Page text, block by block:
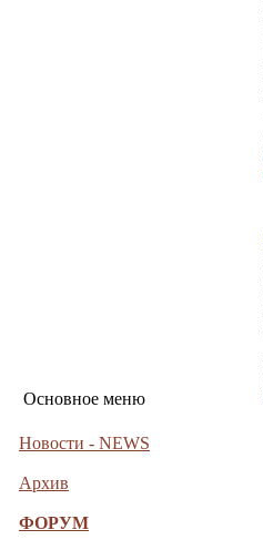
Основное меню
Новости - NEWS
Архив
ФОРУМ